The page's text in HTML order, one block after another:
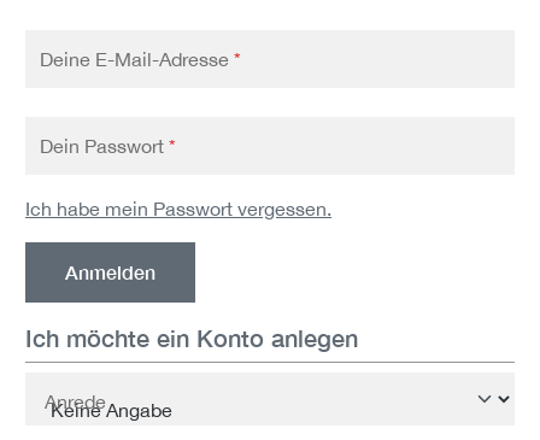
Deine E-Mail-Adresse *
Dein Passwort *
Ich habe mein Passwort vergessen.
Anmelden
Ich möchte ein Konto anlegen
Persönliche Informationen
Anrede